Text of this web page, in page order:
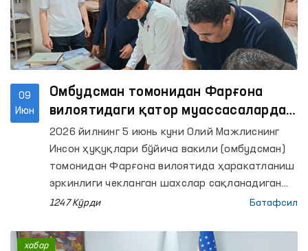
09
Июн
Омбудсман томонидан Фарғона
вилоятидаги қатор муассасаларда
сақлаш шароитлари ўрганилди
2026 йилнинг 5 июнь куни Олий Мажлиснинг
Инсон ҳуқуқлари бўйича вакили (омбудсман)
томонидан Фарғона вилоятида ҳаракатланиш
эркинлиги чекланган шахслар сақланадиган
қатор муассасаларга мониторинг
1247 Кўрди Батафсил
хабар